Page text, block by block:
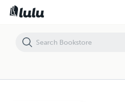
沖擊現代運動-太極勁秘傳 (趙堡架)